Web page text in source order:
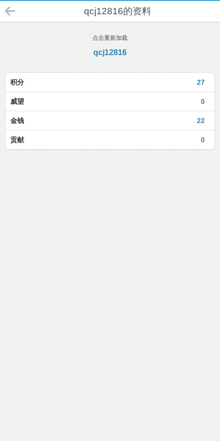
qcj12816的资料
点击重新加载
qcj12816
27
积分
0
威望
22
金钱
0
贡献